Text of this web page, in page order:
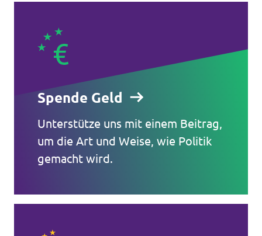
Spende Geld
Unterstütze uns mit einem Beitrag,
um die Art und Weise, wie Politik
gemacht wird.